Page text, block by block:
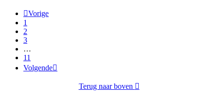
Vorige
1
2
3
…
11
Volgende
Terug naar boven 